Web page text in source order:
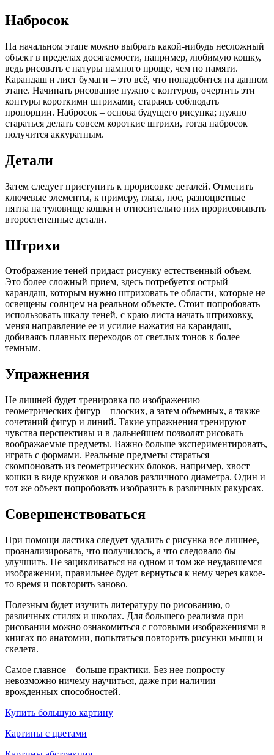
Набросок
На начальном этапе можно выбрать какой-нибудь несложный
объект в пределах досягаемости, например, любимую кошку,
ведь рисовать с натуры намного проще, чем по памяти.
Карандаш и лист бумаги – это всё, что понадобится на данном
этапе. Начинать рисование нужно с контуров, очертить эти
контуры короткими штрихами, стараясь соблюдать
пропорции. Набросок – основа будущего рисунка; нужно
стараться делать совсем короткие штрихи, тогда набросок
получится аккуратным.
Детали
Затем следует приступить к прорисовке деталей. Отметить
ключевые элементы, к примеру, глаза, нос, разноцветные
пятна на туловище кошки и относительно них прорисовывать
второстепенные детали.
Штрихи
Отображение теней придаст рисунку естественный объем.
Это более сложный прием, здесь потребуется острый
карандаш, которым нужно штриховать те области, которые не
освещены солнцем на реальном объекте. Стоит попробовать
использовать шкалу теней, с краю листа начать штриховку,
меняя направление ее и усилие нажатия на карандаш,
добиваясь плавных переходов от светлых тонов к более
темным.
Упражнения
Не лишней будет тренировка по изображению
геометрических фигур – плоских, а затем объемных, а также
сочетаний фигур и линий. Такие упражнения тренируют
чувства перспективы и в дальнейшем позволят рисовать
воображаемые предметы. Важно больше экспериментировать,
играть с формами. Реальные предметы стараться
скомпоновать из геометрических блоков, например, хвост
кошки в виде кружков и овалов различного диаметра. Один и
тот же объект попробовать изобразить в различных ракурсах.
Совершенствоваться
При помощи ластика следует удалить с рисунка все лишнее,
проанализировать, что получилось, а что следовало бы
улучшить. Не зацикливаться на одном и том же неудавшемся
изображении, правильнее будет вернуться к нему через какое-
то время и повторить заново.
Полезным будет изучить литературу по рисованию, о
различных стилях и школах. Для большего реализма при
рисовании можно ознакомиться с готовыми изображениями в
книгах по анатомии, попытаться повторить рисунки мышц и
скелета.
Самое главное – больше практики. Без нее попросту
невозможно ничему научиться, даже при наличии
врожденных способностей.
Купить большую картину
Картины с цветами